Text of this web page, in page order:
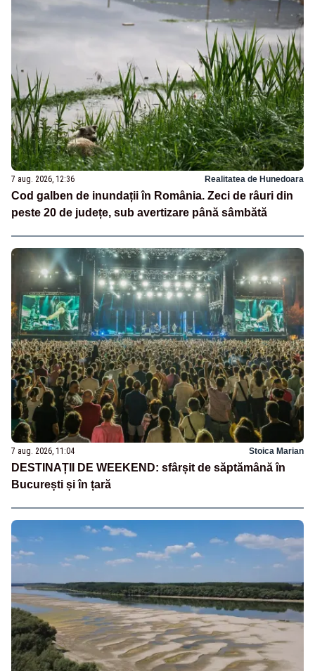
7 aug. 2026, 12:36 Realitatea de Hunedoara
Cod galben de inundații în România. Zeci de râuri din
peste 20 de județe, sub avertizare până sâmbătă
7 aug. 2026, 11:04 Stoica Marian
DESTINAȚII DE WEEKEND: sfârșit de săptămână în
București și în țară